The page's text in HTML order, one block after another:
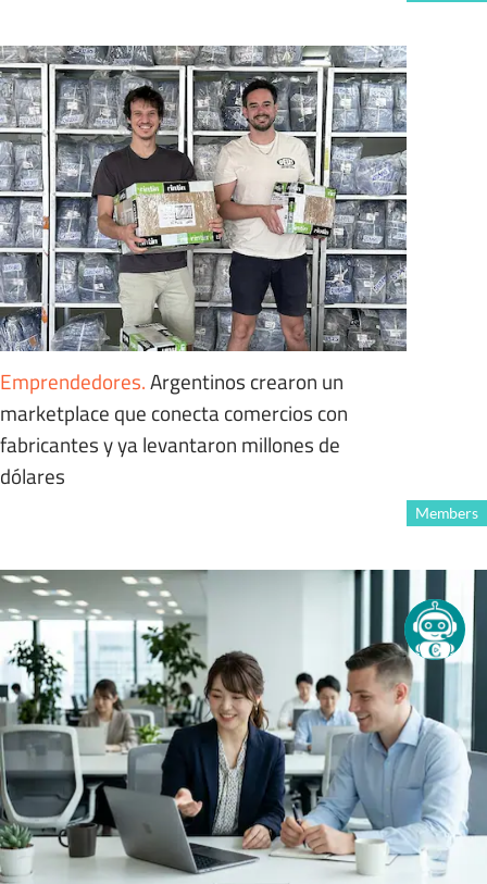
Emprendedores.Argentinos crearon un
marketplace que conecta comercios con
fabricantes y ya levantaron millones de
dólares
Members